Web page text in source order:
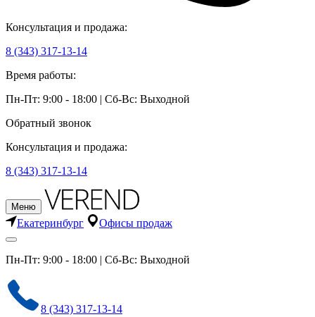
Консультация и продажа:
8 (343) 317-13-14
Время работы:
Пн-Пт: 9:00 - 18:00 | Сб-Вс: Выходной
Обратный звонок
Консультация и продажа:
8 (343) 317-13-14
Меню
Екатеринбург Офисы продаж
Пн-Пт: 9:00 - 18:00 | Сб-Вс: Выходной
8 (343) 317-13-14